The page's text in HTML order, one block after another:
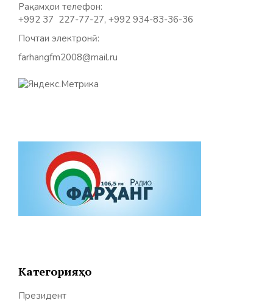
Рақамҳои телефон:
+992 37 227-77-27, +992 934-83-36-36
Почтаи электронӣ:
farhangfm2008@mail.ru
Категорияҳо
Президент